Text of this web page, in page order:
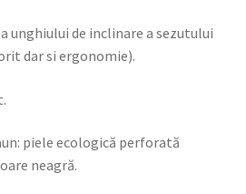
unghiului de inclinare a sezutului
dar si ergonomie).
piele ecologică perforată
neagră.